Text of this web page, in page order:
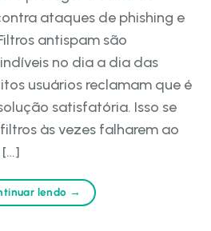
ataques de phishing e
antispam são
no dia a dia das
usuários reclamam que é
satisfatória. Isso se
às vezes falharem ao
lendo →